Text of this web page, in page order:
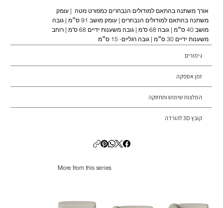
אורך משתנה בהתאם למודולים הנבחרים כמפורט מטה | עומק
משתנה בהתאם למודולים הנבחרים | עומק מושב 91 ס״מ | גובה
מושב 40 ס״מ | גובה 68 ס"מ | גובה משענות ידיים 68 ס"מ | רוחב
משענות ידיים 30 ס״מ | גובה רגליים- 15 ס״מ
גימורים
זמן אספקה
המלצות שימוש ותחזוקה
קובץ 3D להורדה
More from this series